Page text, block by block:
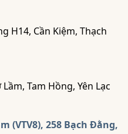
H14, Cần Kiệm, Thạch
Tam Hồng, Yên Lạc
(VTV8), 258 Bạch Đằng,